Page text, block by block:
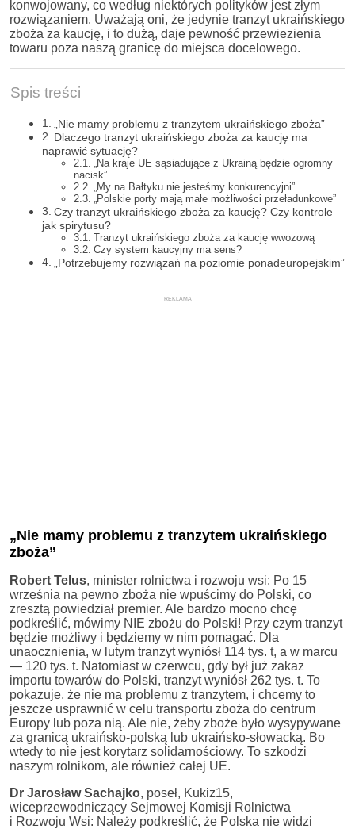
konwojowany, co według niektórych polityków jest złym
rozwiązaniem. Uważają oni, że jedynie tranzyt ukraińskiego
zboża za kaucję, i to dużą, daje pewność przewiezienia
towaru poza naszą granicę do miejsca docelowego.
Spis treści
„Nie mamy problemu z tranzytem ukraińskiego zboża”
Dlaczego tranzyt ukraińskiego zboża za kaucję ma
naprawić sytuację?
„Na kraje UE sąsiadujące z Ukrainą będzie ogromny
nacisk”
„My na Bałtyku nie jesteśmy konkurencyjni”
„Polskie porty mają małe możliwości przeładunkowe”
Czy tranzyt ukraińskiego zboża za kaucję? Czy kontrole
jak spirytusu?
Tranzyt ukraińskiego zboża za kaucję wwozową
Czy system kaucyjny ma sens?
„Potrzebujemy rozwiązań na poziomie ponadeuropejskim”
REKLAMA
„Nie mamy problemu z tranzytem ukraińskiego
zboża”
Robert Telus, minister rolnictwa i rozwoju wsi: Po 15
września na pewno zboża nie wpuścimy do Polski, co
zresztą powiedział premier. Ale bardzo mocno chcę
podkreślić, mówimy NIE zbożu do Polski! Przy czym tranzyt
będzie możliwy i będziemy w nim pomagać. Dla
unaocznienia, w lutym tranzyt wyniósł 114 tys. t, a w marcu
— 120 tys. t. Natomiast w czerwcu, gdy był już zakaz
importu towarów do Polski, tranzyt wyniósł 262 tys. t. To
pokazuje, że nie ma problemu z tranzytem, i chcemy to
jeszcze usprawnić w celu transportu zboża do centrum
Europy lub poza nią. Ale nie, żeby zboże było wysypywane
za granicą ukraińsko-polską lub ukraińsko-słowacką. Bo
wtedy to nie jest korytarz solidarnościowy. To szkodzi
naszym rolnikom, ale również całej UE.
Dr Jarosław Sachajko, poseł, Kukiz15,
wiceprzewodniczący Sejmowej Komisji Rolnictwa
i Rozwoju Wsi: Należy podkreślić, że Polska nie widzi